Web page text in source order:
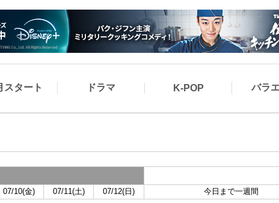
スタート ドラマ K-POP バラ
07/10(金) 07/11(土) 07/12(日) 今日まで一週間